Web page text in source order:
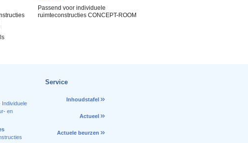
Passend voor individuele
ruimteconstructies CONCEPT-ROOM
en
Service
Inhoudstafel
Actueel
Actuele beurzen